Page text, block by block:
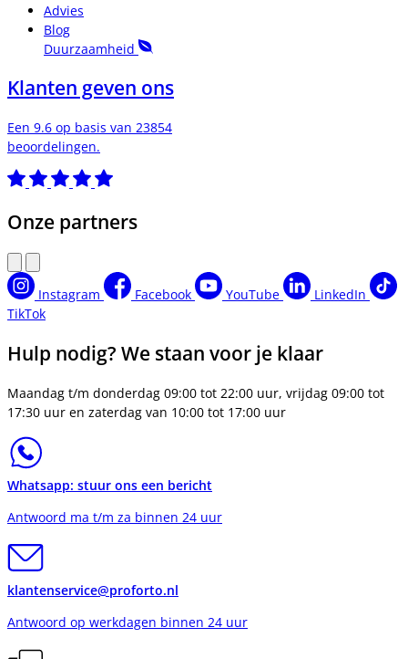
Advies
Blog
Duurzaamheid
Klanten geven ons
Een 9.6 op basis van 23854
beoordelingen.
Onze partners
Instagram Facebook YouTube
LinkedIn
TikTok
Hulp nodig? We staan voor je klaar
Maandag t/m donderdag 09:00 tot 22:00 uur, vrijdag 09:00 tot
17:30 uur en zaterdag van 10:00 tot 17:00 uur
Whatsapp: stuur ons een bericht
Antwoord ma t/m za binnen 24 uur
klantenservice@proforto.nl
Antwoord op werkdagen binnen 24 uur